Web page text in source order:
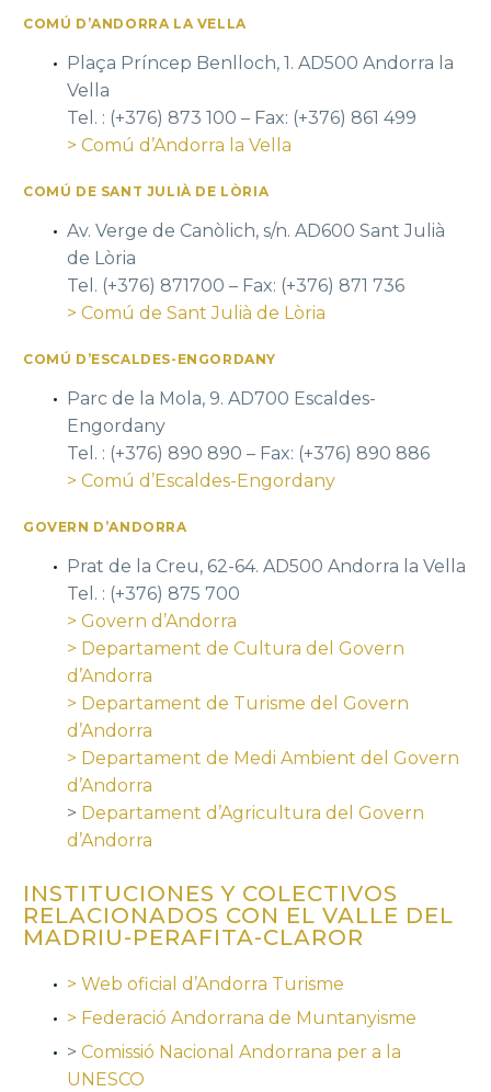
COMÚ D’ANDORRA LA VELLA
Plaça Príncep Benlloch, 1. AD500 Andorra la
Vella
Tel. : (+376) 873 100 – Fax: (+376) 861 499
> Comú d’Andorra la Vella
COMÚ DE SANT JULIÀ DE LÒRIA
Av. Verge de Canòlich, s/n. AD600 Sant Julià
de Lòria
Tel. (+376) 871700 – Fax: (+376) 871 736
> Comú de Sant Julià de Lòria
COMÚ D’ESCALDES-ENGORDANY
Parc de la Mola, 9. AD700 Escaldes-
Engordany
Tel. : (+376) 890 890 – Fax: (+376) 890 886
> Comú d’Escaldes-Engordany
GOVERN D’ANDORRA
Prat de la Creu, 62-64. AD500 Andorra la Vella
Tel. : (+376) 875 700
> Govern d’Andorra
> Departament de Cultura del Govern
d’Andorra
> Departament de Turisme del Govern
d’Andorra
> Departament de Medi Ambient del Govern
d’Andorra
> Departament d’Agricultura del Govern
d’Andorra
INSTITUCIONES Y COLECTIVOS
RELACIONADOS CON EL VALLE DEL
MADRIU-PERAFITA-CLAROR
> Web oficial d’Andorra Turisme
> Federació Andorrana de Muntanyisme
> Comissió Nacional Andorrana per a la
UNESCO